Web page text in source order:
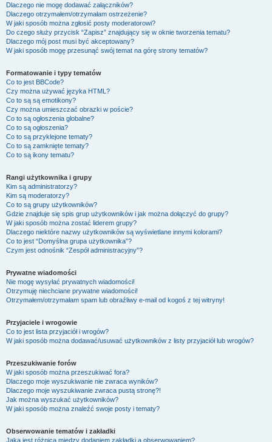
Dlaczego nie mogę dodawać załączników?
Dlaczego otrzymałem/otrzymałam ostrzeżenie?
W jaki sposób można zgłosić posty moderatorowi?
Do czego służy przycisk “Zapisz” znajdujący się w oknie tworzenia tematu?
Dlaczego mój post musi być akceptowany?
W jaki sposób mogę przesunąć swój temat na górę strony tematów?
Formatowanie i typy tematów
Co to jest BBCode?
Czy można używać języka HTML?
Co to są są emotikony?
Czy można umieszczać obrazki w poście?
Co to są ogłoszenia globalne?
Co to są ogłoszenia?
Co to są przyklejone tematy?
Co to są zamknięte tematy?
Co to są ikony tematu?
Rangi użytkownika i grupy
Kim są administratorzy?
Kim są moderatorzy?
Co to są grupy użytkowników?
Gdzie znajduje się spis grup użytkowników i jak można dołączyć do grupy?
W jaki sposób można zostać liderem grupy?
Dlaczego niektóre nazwy użytkowników są wyświetlane innymi kolorami?
Co to jest “Domyślna grupa użytkownika”?
Czym jest odnośnik “Zespół administracyjny”?
Prywatne wiadomości
Nie mogę wysyłać prywatnych wiadomości!
Otrzymuję niechciane prywatne wiadomości!
Otrzymałem/otrzymałam spam lub obraźliwy e-mail od kogoś z tej witryny!
Przyjaciele i wrogowie
Co to jest lista przyjaciół i wrogów?
W jaki sposób można dodawać/usuwać użytkowników z listy przyjaciół lub wrogów?
Przeszukiwanie forów
W jaki sposób można przeszukiwać fora?
Dlaczego moje wyszukiwanie nie zwraca wyników?
Dlaczego moje wyszukiwanie zwraca pustą stronę?!
Jak można wyszukać użytkowników?
W jaki sposób można znaleźć swoje posty i tematy?
Obserwowanie tematów i zakładki
Jaka jest różnica między dodaniem zakładki a obserwowaniem?